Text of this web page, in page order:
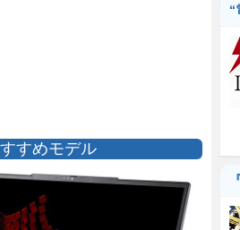
すめモデル
“